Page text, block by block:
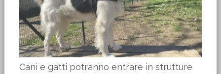
Cani e gatti potranno entrare in strutture